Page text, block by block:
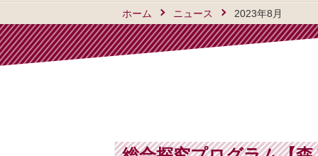
ホーム ニュース 2023年8月